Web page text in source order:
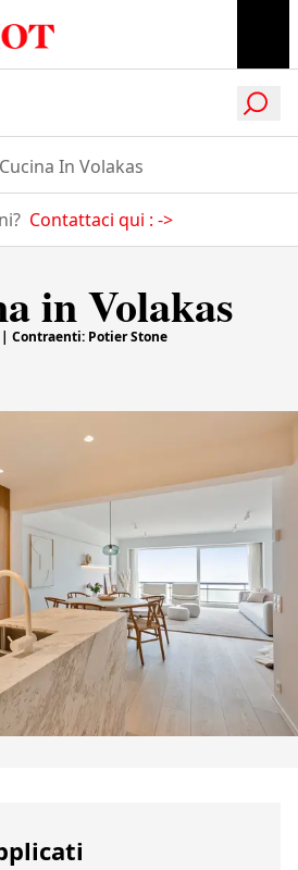
In Volakas
Contattaci qui : ->
in Volakas
Contraenti: Potier Stone